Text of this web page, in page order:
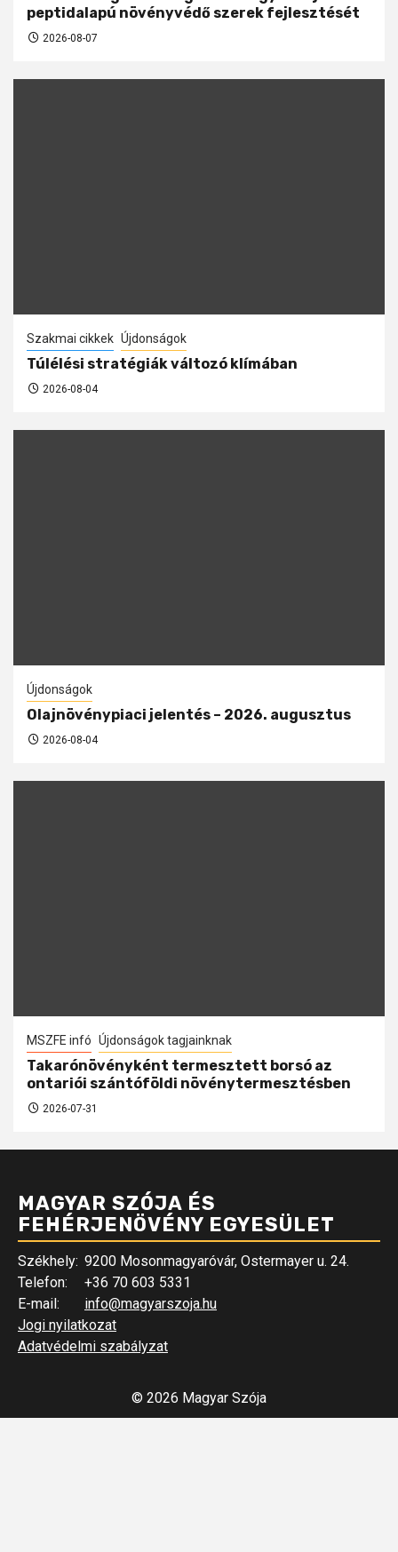
peptidalapú növényvédő szerek fejlesztését
2026-08-07
Szakmai cikkek Újdonságok
Túlélési stratégiák változó klímában
2026-08-04
Újdonságok
Olajnövénypiaci jelentés – 2026. augusztus
2026-08-04
MSZFE infó Újdonságok tagjainknak
Takarónövényként termesztett borsó az
ontariói szántóföldi növénytermesztésben
2026-07-31
MAGYAR SZÓJA ÉS
FEHÉRJENÖVÉNY EGYESÜLET
Székhely: 9200 Mosonmagyaróvár, Ostermayer u. 24.
Telefon:
+36 70 603 5331
E-mail:
info@magyarszoja.hu
Jogi nyilatkozat
Adatvédelmi szabályzat
© 2026 Magyar Szója